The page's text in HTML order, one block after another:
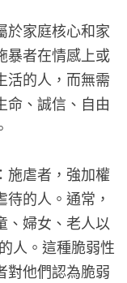
於家庭核心和家
暴者在情感上或
活的人，而無需
命、誠信、自由
施虐者，強加權
的人。通常，
、婦女、老人以
人。這種脆弱性
對他們認為脆弱